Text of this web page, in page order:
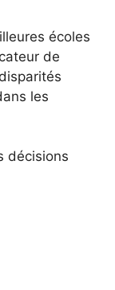
écoles
de
les
décisions